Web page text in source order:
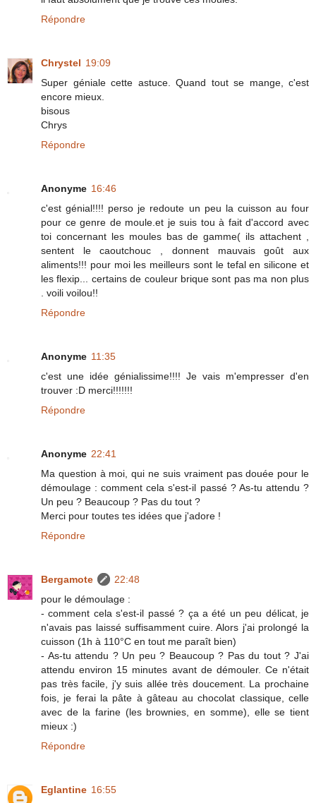
Répondre
Chrystel 19:09
Super géniale cette astuce. Quand tout se mange, c'est
encore mieux.
bisous
Chrys
Répondre
Anonyme 16:46
c'est génial!!!! perso je redoute un peu la cuisson au four
pour ce genre de moule.et je suis tou à fait d'accord avec
toi concernant les moules bas de gamme( ils attachent ,
sentent le caoutchouc , donnent mauvais goût aux
aliments!!! pour moi les meilleurs sont le tefal en silicone et
les flexip... certains de couleur brique sont pas ma non plus
. voili voilou!!
Répondre
Anonyme 11:35
c'est une idée génialissime!!!! Je vais m'empresser d'en
trouver :D merci!!!!!!!
Répondre
Anonyme 22:41
Ma question à moi, qui ne suis vraiment pas douée pour le
démoulage : comment cela s'est-il passé ? As-tu attendu ?
Un peu ? Beaucoup ? Pas du tout ?
Merci pour toutes tes idées que j'adore !
Répondre
Bergamote
22:48
pour le démoulage :
- comment cela s'est-il passé ? ça a été un peu délicat, je
n'avais pas laissé suffisamment cuire. Alors j'ai prolongé la
cuisson (1h à 110°C en tout me paraît bien)
- As-tu attendu ? Un peu ? Beaucoup ? Pas du tout ? J'ai
attendu environ 15 minutes avant de démouler. Ce n'était
pas très facile, j'y suis allée très doucement. La prochaine
fois, je ferai la pâte à gâteau au chocolat classique, celle
avec de la farine (les brownies, en somme), elle se tient
mieux :)
Répondre
Eglantine 16:55